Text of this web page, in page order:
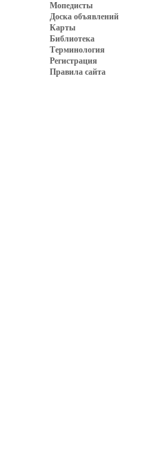
Мопедисты
Доска объявлений
Карты
Библиотека
Терминология
Регистрация
Правила сайта